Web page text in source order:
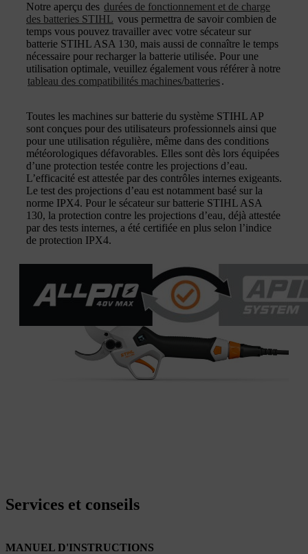
Notre aperçu des durées de fonctionnement et de charge
des batteries STIHL vous permettra de savoir combien de
temps vous pouvez travailler avec votre sécateur sur
batterie STIHL ASA 130, mais aussi de connaître le temps
nécessaire pour recharger la batterie utilisée. Pour une
utilisation optimale, veuillez également vous référer à notre
tableau des compatibilités machines/batteries.
Toutes les machines sur batterie du système STIHL AP
sont conçues pour des utilisateurs professionnels ainsi que
pour une utilisation régulière, même dans des conditions
météorologiques défavorables. Elles sont dès lors équipées
d’une protection testée contre les projections d’eau.
L’efficacité est attestée par des contrôles internes exigeants.
Le test des projections d’eau est notamment basé sur la
norme IPX4. Pour le sécateur sur batterie STIHL ASA
130, la protection contre les projections d’eau, déjà attestée
par des tests internes, a été certifiée en plus selon l’indice
de protection IPX4.
Services et conseils
MANUEL D'INSTRUCTIONS